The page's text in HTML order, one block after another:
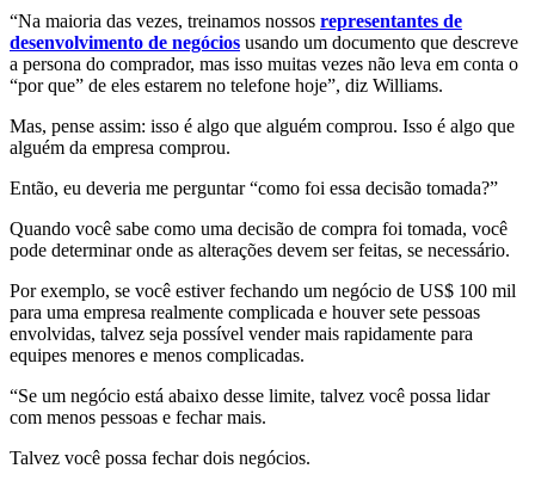
“Na maioria das vezes, treinamos nossos representantes de
desenvolvimento de negócios usando um documento que descreve
a persona do comprador, mas isso muitas vezes não leva em conta o
“por que” de eles estarem no telefone hoje”, diz Williams.
Mas, pense assim: isso é algo que alguém comprou. Isso é algo que
alguém da empresa comprou.
Então, eu deveria me perguntar “como foi essa decisão tomada?”
Quando você sabe como uma decisão de compra foi tomada, você
pode determinar onde as alterações devem ser feitas, se necessário.
Por exemplo, se você estiver fechando um negócio de US$ 100 mil
para uma empresa realmente complicada e houver sete pessoas
envolvidas, talvez seja possível vender mais rapidamente para
equipes menores e menos complicadas.
“Se um negócio está abaixo desse limite, talvez você possa lidar
com menos pessoas e fechar mais.
Talvez você possa fechar dois negócios.